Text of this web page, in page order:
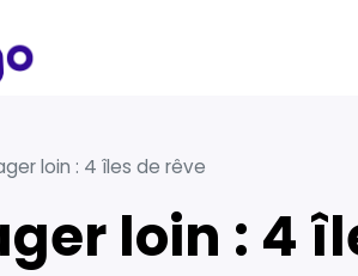
loin : 4 îles de rêve
loin : 4